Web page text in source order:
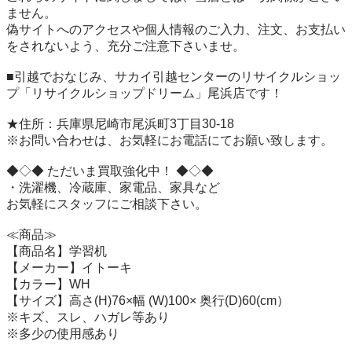
ません。
偽サイトへのアクセスや個人情報のご入力、注文、お支払い
をされないよう、充分ご注意下さいませ。
■引越でおなじみ、サカイ引越センターのリサイクルショッ
プ「リサイクルショップドリーム」尾浜店です！
★住所：兵庫県尼崎市尾浜町3丁目30-18
※お問い合わせは、お気軽にお電話にてお願い致します。
◆◇◆ ただいま買取強化中！ ◆◇◆
・洗濯機、冷蔵庫、家電品、家具など
お気軽にスタッフにご相談下さい。
≪商品≫
【商品名】学習机
【メーカー】イトーキ
【カラー】WH
【サイズ】高さ(H)76×幅 (W)100× 奥行(D)60(cm）
※キズ、スレ、ハガレ等あり
※多少の使用感あり